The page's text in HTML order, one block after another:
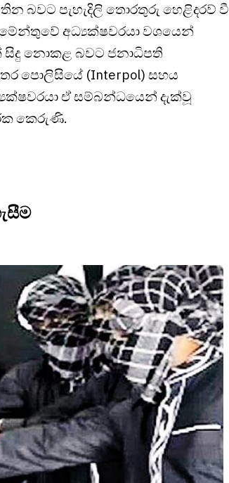
බවට පැහැදිලි තොරතුරු හෙළිදරව් වී
අධ්‍යක්ෂවරයා වශයෙන්
සිදු නොකළ බවට ජනාධිපති
පොලිසියේ (Interpol) සහය
ඒ සම්බන්ධයෙන් දැක්වූ
කෙරුණි.